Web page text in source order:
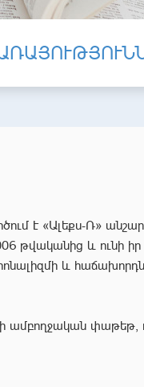
է «Ալեքս-Ռ»
թվականից և ունի իր
և
ամբողջական փաթեթ,
շնորհիվ՝ «Ալեքս-